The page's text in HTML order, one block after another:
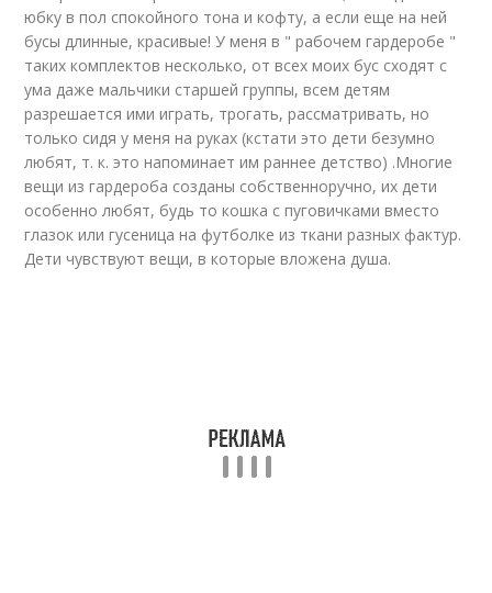
юбку в пол спокойного тона и кофту, а если еще на ней
бусы длинные, красивые! У меня в " рабочем гардеробе "
таких комплектов несколько, от всех моих бус сходят с
ума даже мальчики старшей группы, всем детям
разрешается ими играть, трогать, рассматривать, но
только сидя у меня на руках (кстати это дети безумно
любят, т. к. это напоминает им раннее детство) .Многие
вещи из гардероба созданы собственноручно, их дети
особенно любят, будь то кошка с пуговичками вместо
глазок или гусеница на футболке из ткани разных фактур.
Дети чувствуют вещи, в которые вложена душа.